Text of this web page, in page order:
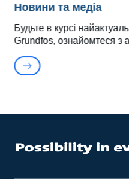
Новини та медіа
Будьте в курсі
Grundfos, ознайомтеся з